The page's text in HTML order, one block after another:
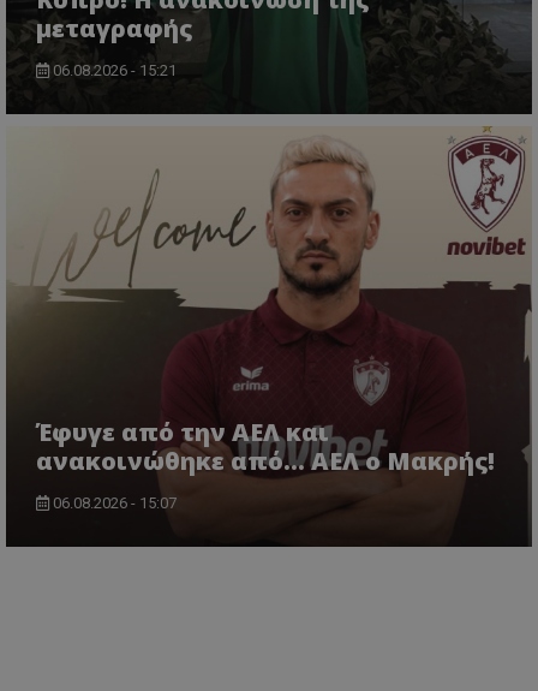
μεταγραφής
06.08.2026 - 15:21
Έφυγε από την ΑΕΛ και
ανακοινώθηκε από... ΑΕΛ ο Μακρής!
06.08.2026 - 15:07